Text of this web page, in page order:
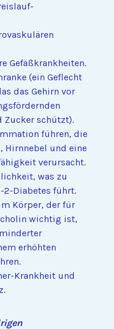
Gefäßkrankheiten.
(ein Geflecht
das Gehirn vor
Zucker schützt).
führen, die
Hirnnebel und eine
verursacht.
was zu
2-Diabetes führt.
Körper, der für
wichtig ist,
erhöhten
Krankheit und